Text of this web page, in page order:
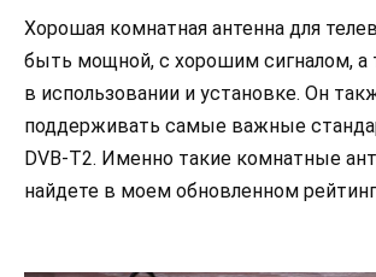
Хорошая комнатная антенна для
быть мощной, с хорошим сигналом, а
в использовании и установке. Он
поддерживать самые важные
DVB-T2. Именно такие комнатные
найдете в моем обновленном